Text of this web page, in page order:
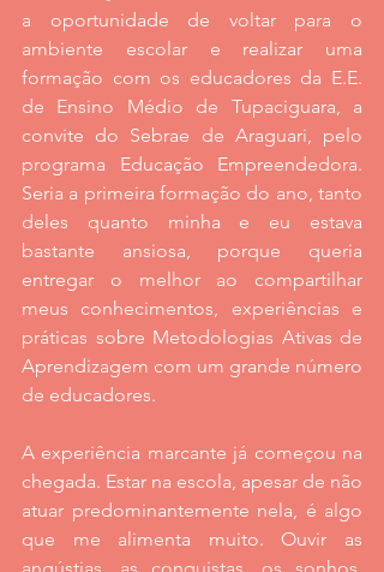
a oportunidade de voltar para o
ambiente escolar e realizar uma
formação com os educadores da E.E.
de Ensino Médio de Tupaciguara, a
convite do Sebrae de Araguari, pelo
programa Educação Empreendedora.
Seria a primeira formação do ano, tanto
deles quanto minha e eu estava
bastante ansiosa, porque queria
entregar o melhor ao compartilhar
meus conhecimentos, experiências e
práticas sobre Metodologias Ativas de
Aprendizagem com um grande número
de educadores.
A experiência marcante já começou na
chegada. Estar na escola, apesar de não
atuar predominantemente nela, é algo
que me alimenta muito. Ouvir as